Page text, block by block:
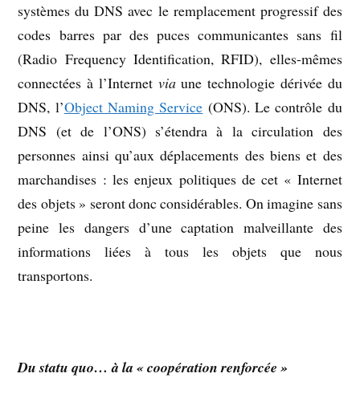
systèmes du DNS avec le remplacement progressif des
codes barres par des puces communicantes sans fil
(Radio Frequency Identification, RFID), elles-mêmes
connectées à l’Internet viaune technologie dérivée du
DNS, l’Object Naming Service (ONS). Le contrôle du
DNS (et de l’ONS) s’étendra à la circulation des
personnes ainsi qu’aux déplacements des biens et des
marchandises : les enjeux politiques de cet « Internet
des objets » seront donc considérables. On imagine sans
peine les dangers d’une captation malveillante des
informations liées à tous les objets que nous
transportons.
Du statu quo… à la « coopération renforcée »